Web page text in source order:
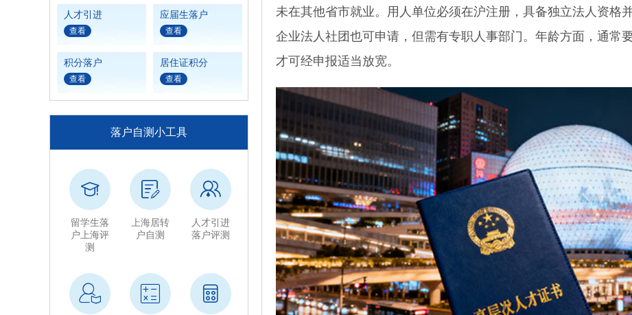
人才引进
查看
应届生落户
查看
积分落户
查看
居住证积分
查看
落户自测小工具
留学生落
户上海评
测
上海居转
户自测
人才引进
落户评测
未在其他省市就业。用人单位必须在沪注册，具备独立法人资格
企业法人社团也可申请，但需有专职人事部门。年龄方面，通常
才可经申报适当放宽。